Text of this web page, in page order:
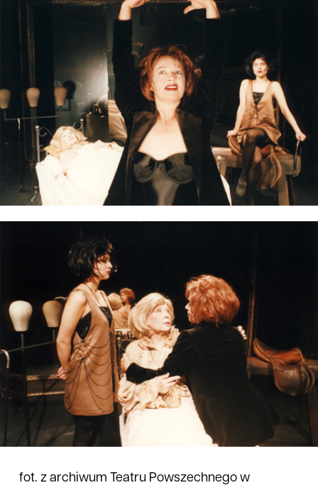
fot. z archiwum Teatru Powszechnego w